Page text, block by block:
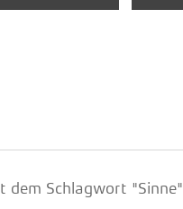
dem Schlagwort "Sinne"